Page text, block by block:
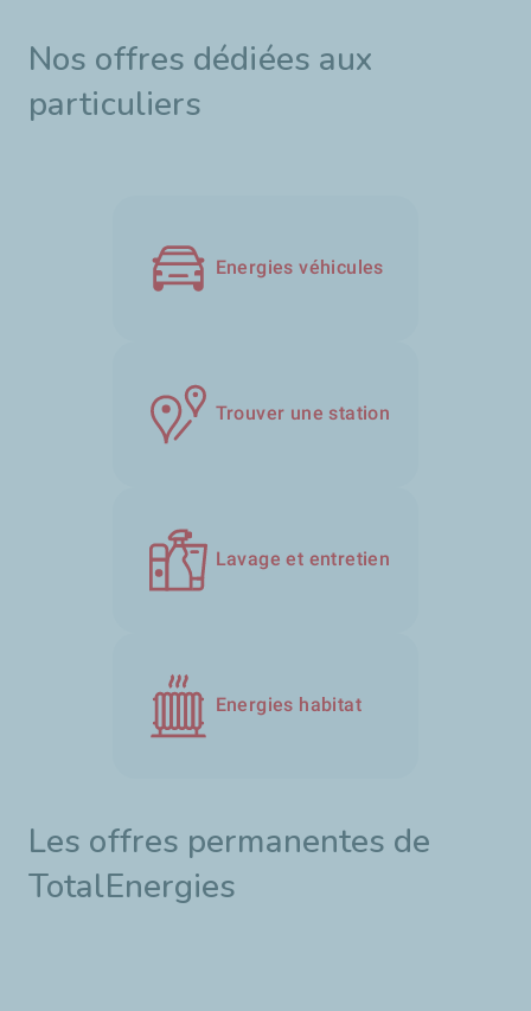
Nos offres dédiées aux
particuliers
Energies véhicules
Trouver une station
Lavage et entretien
Energies habitat
Les offres permanentes de
TotalEnergies